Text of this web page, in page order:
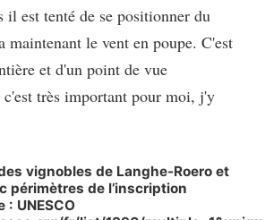
il est tenté de se positionner du
maintenant le vent en poupe. C'est
et d'un point de vue
très important pour moi, j'y
vignobles de Langhe-Roero et
périmètres de l’inscription
: UNESCO